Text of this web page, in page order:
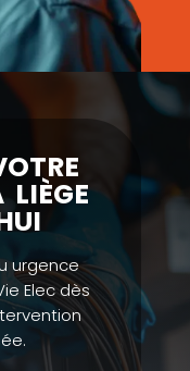
LIÈGE
urgence
Elec dès